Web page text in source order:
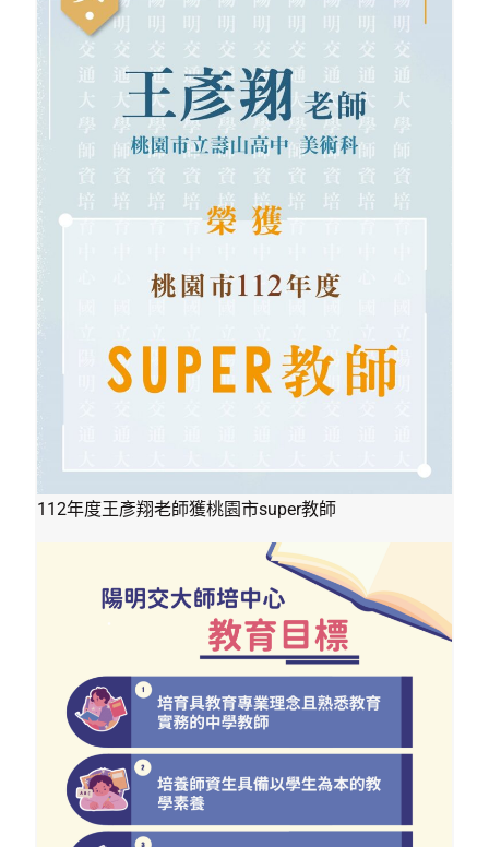
112年度王彥翔老師獲桃園市super教師